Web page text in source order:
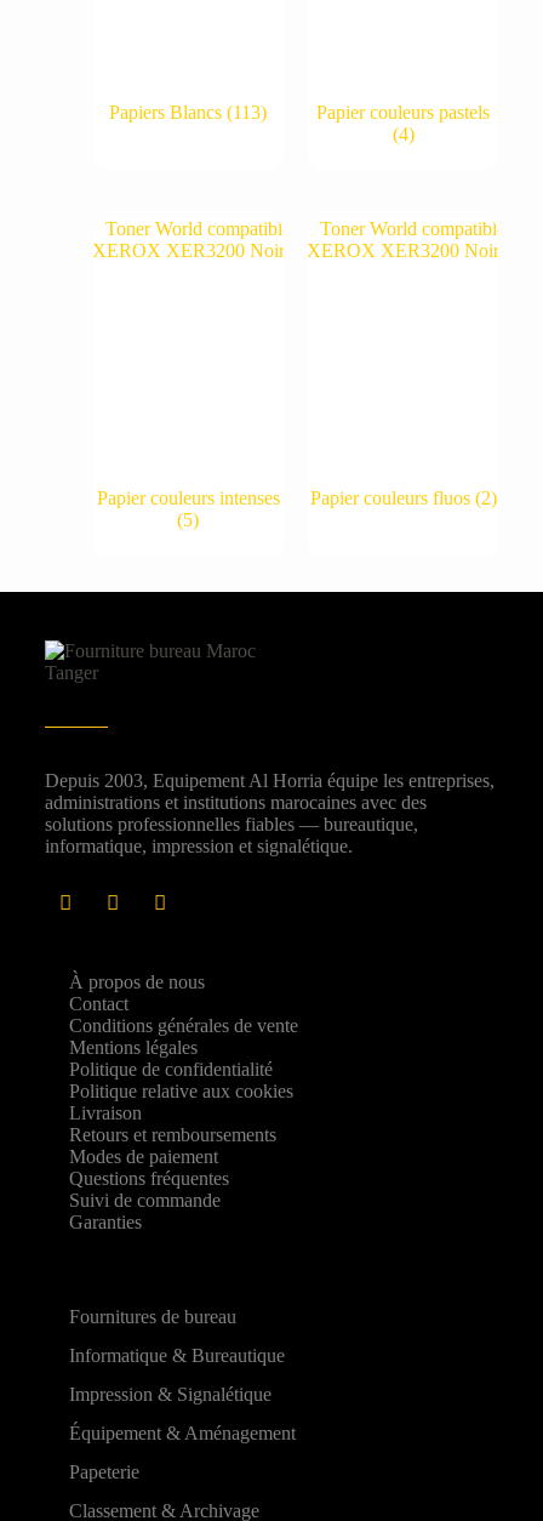
Papiers Blancs(113)
Papier couleurs pastels
(4)
Papier couleurs intenses
(5)
Papier couleurs fluos (2)
Depuis 2003, Equipement Al Horria équipe les entreprises,
administrations et institutions marocaines avec des
solutions professionnelles fiables — bureautique,
informatique, impression et signalétique.
À propos de nous
Contact
Conditions générales de vente
Mentions légales
Politique de confidentialité
Politique relative aux cookies
Livraison
Retours et remboursements
Modes de paiement
Questions fréquentes
Suivi de commande
Garanties
Fournitures de bureau
Informatique & Bureautique
Impression & Signalétique
Équipement & Aménagement
Papeterie
Classement & Archivage